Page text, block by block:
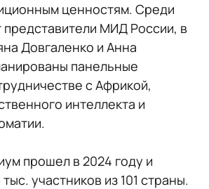
ценностям. Среди
представители МИД России, в
Довгаленко и Анна
панельные
с Африкой,
интеллекта и
прошел в 2024 году и
участников из 101 страны.